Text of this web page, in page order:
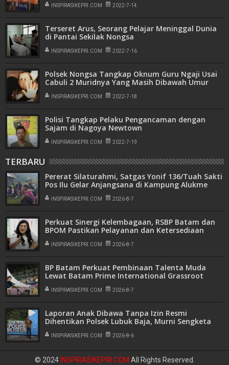
INSPIRASIKEPRI.COM 2022-7-14
Terseret Arus, Seorang Pelajar Meninggal Dunia
di Pantai Sekilak Nongsa
INSPIRASIKEPRI.COM 2022-7-16
Polsek Nongsa Tangkap Oknum Guru Ngaji Usai
Cabuli 2 Muridnya Yang Masih Dibawah Umur
INSPIRASIKEPRI.COM 2022-7-18
Polisi Tangkap Pelaku Pengancaman dengan
Sajam di Nagoya Newtown
INSPIRASIKEPRI.COM 2022-7-19
TERBARU
Pererat Silaturahmi, Satgas Yonif 136/Tuah Sakti
Pos Ilu Gelar Anjangsana di Kampung Alukme
INSPIRASIKEPRI.COM 2026-8-7
Perkuat Sinergi Kelembagaan, RSBP Batam dan
BPOM Pastikan Pelayanan dan Ketersediaan
Obat Aman
INSPIRASIKEPRI.COM 2026-8-7
BP Batam Perkuat Pembinaan Talenta Muda
Lewat Batam Prime International Grassroot
Football Festival 2026
INSPIRASIKEPRI.COM 2026-8-7
Laporan Anak Dibawa Tanpa Izin Resmi
Dihentikan Polsek Lubuk Baja, Murni Sengketa
Hak Asuh
INSPIRASIKEPRI.COM 2026-8-6
© 2024 INSPIRASIKEPRI.COM All Rights Reserved.